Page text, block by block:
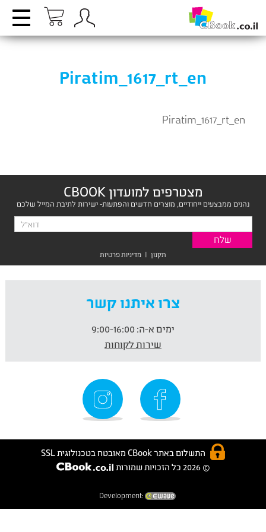
Piratim_1617_rt_en
Piratim_1617_rt_en
מצטרפים למועדון CBOOK
נהנים ממבצעים ייחודיים, מוצרים חדשים והפתעות- ישירות לתיבת המייל שלכם
תקנון | מדיניות פרטיות
צרו איתנו קשר
ימים א-ה:
שירות לקוחות
התשלום באתר CBook מאובטח בטכנולוגית SSL
© 2026 כל הזכויות שמורות
Development: